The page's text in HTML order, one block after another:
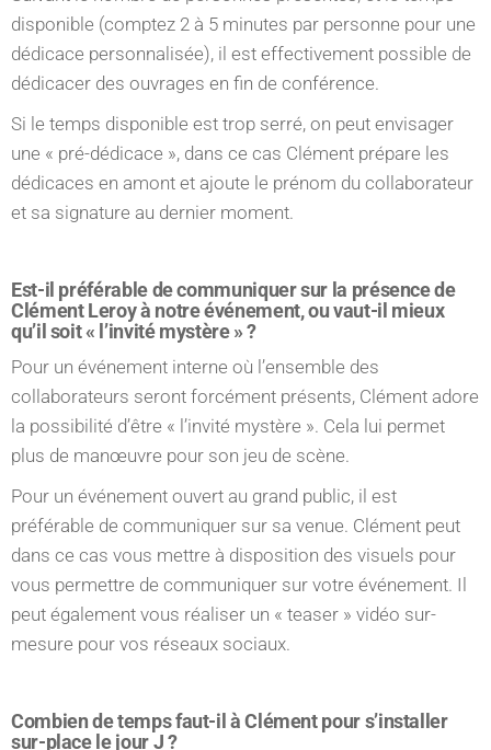
disponible (comptez 2 à 5 minutes par personne pour une
dédicace personnalisée), il est effectivement possible de
dédicacer des ouvrages en fin de conférence.
Si le temps disponible est trop serré, on peut envisager
une « pré-dédicace », dans ce cas Clément prépare les
dédicaces en amont et ajoute le prénom du collaborateur
et sa signature au dernier moment.
Est-il préférable de communiquer sur la présence de
Clément Leroy à notre événement, ou vaut-il mieux
qu’il soit « l’invité mystère » ?
Pour un événement interne où l’ensemble des
collaborateurs seront forcément présents, Clément adore
la possibilité d’être « l’invité mystère ». Cela lui permet
plus de manœuvre pour son jeu de scène.
Pour un événement ouvert au grand public, il est
préférable de communiquer sur sa venue. Clément peut
dans ce cas vous mettre à disposition des visuels pour
vous permettre de communiquer sur votre événement. Il
peut également vous réaliser un « teaser » vidéo sur-
mesure pour vos réseaux sociaux.
Combien de temps faut-il à Clément pour s’installer
sur-place le jour J ?